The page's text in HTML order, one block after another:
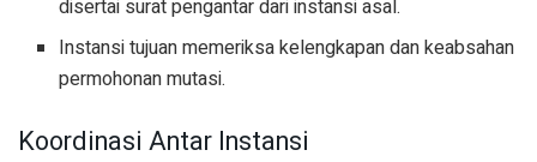
disertai surat pengantar dari instansi asal.
Instansi tujuan memeriksa kelengkapan dan keabsahan
permohonan mutasi.
Koordinasi Antar Instansi